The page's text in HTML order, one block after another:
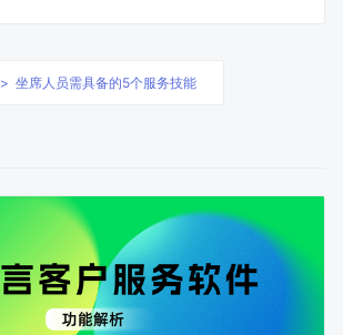
> 坐席人员需具备的5个服务技能